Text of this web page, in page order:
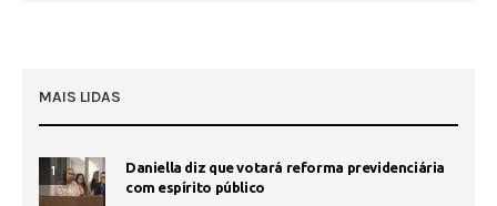
MAIS LIDAS
1
Daniella diz que votará reforma previdenciária
com espírito público